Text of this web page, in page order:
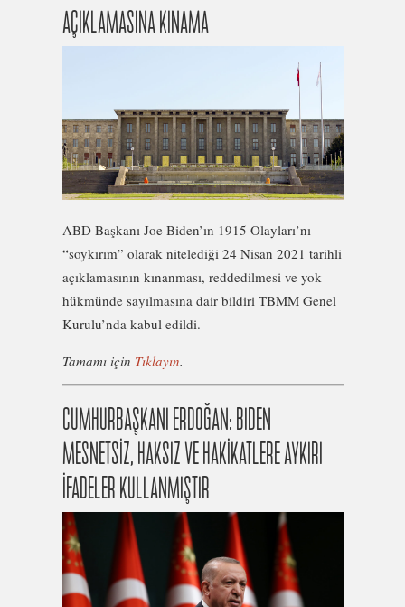
AÇIKLAMASINA KINAMA
ABD Başkanı Joe Biden’ın 1915 Olayları’nı
“soykırım” olarak nitelediği 24 Nisan 2021 tarihli
açıklamasının kınanması, reddedilmesi ve yok
hükmünde sayılmasına dair bildiri TBMM Genel
Kurulu’nda kabul edildi.
Tamamı için Tıklayın.
CUMHURBAŞKANI ERDOĞAN: BIDEN
MESNETSİZ, HAKSIZ VE HAKİKATLERE AYKIRI
İFADELER KULLANMIŞTIR